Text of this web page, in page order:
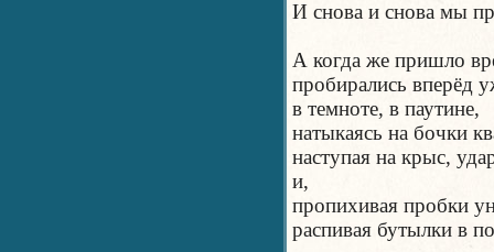
И снова и снова мы
А когда же пришло
пробирались вперёд
в темноте, в паутине,
натыкаясь на бочки
наступая на крыс,
и,
пропихивая пробки
распивая бутылки в